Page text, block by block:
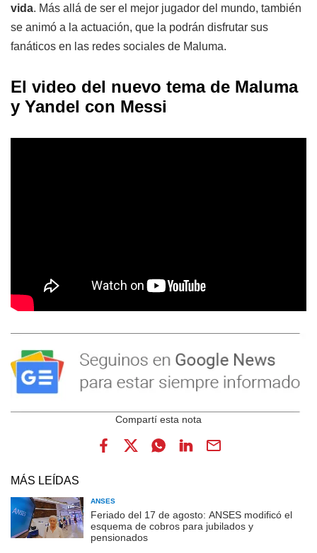
vida. Más allá de ser el mejor jugador del mundo, también
se animó a la actuación, que la podrán disfrutar sus
fanáticos en las redes sociales de Maluma.
El video del nuevo tema de Maluma
y Yandel con Messi
MÁS LEÍDAS
ANSES
Feriado del 17 de agosto: ANSES modificó el
esquema de cobros para jubilados y
pensionados